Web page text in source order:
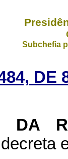
Subchefia
DE
DA